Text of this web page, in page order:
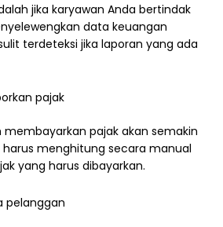
jika karyawan Anda bertindak
data keuangan
terdeteksi jika laporan yang ada
pajak
pajak akan semakin
harus menghitung secara manual
yang harus dibayarkan.
pelanggan